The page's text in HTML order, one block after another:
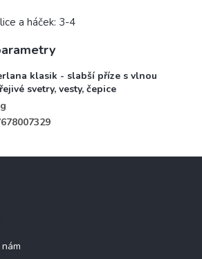
a háček: 3-4
klasik - slabší příze s vlnou
svetry, vesty, čepice